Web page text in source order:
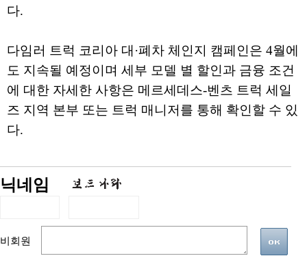
다.
다임러 트럭 코리아 대·폐차 체인지 캠페인은 4월에
도 지속될 예정이며 세부 모델 별 할인과 금융 조건
에 대한 자세한 사항은 메르세데스-벤츠 트럭 세일
즈 지역 본부 또는 트럭 매니저를 통해 확인할 수 있
다.
닉네임
비회원